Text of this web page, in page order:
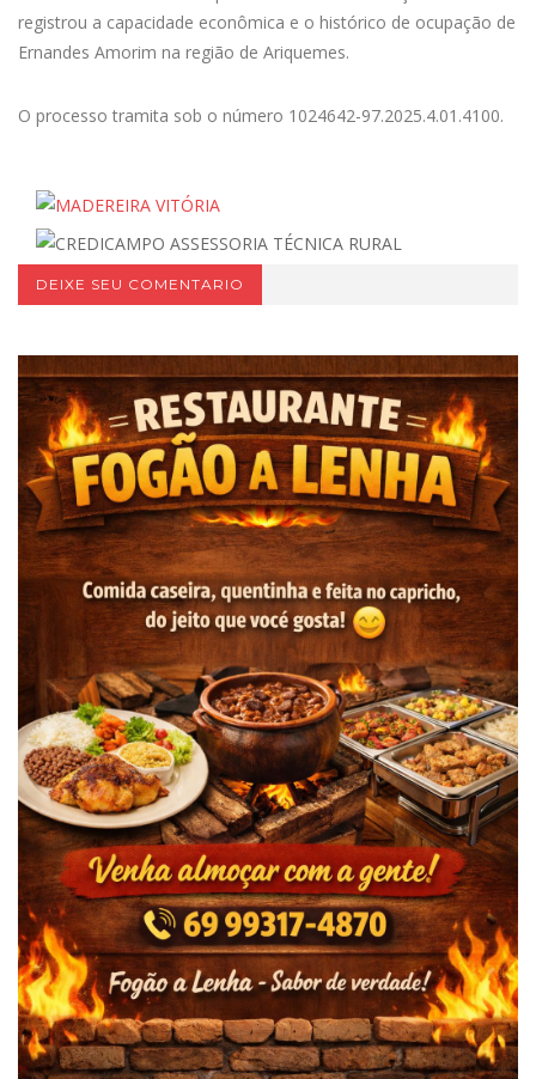
registrou a capacidade econômica e o histórico de ocupação de
Ernandes Amorim na região de Ariquemes.
O processo tramita sob o número 1024642-97.2025.4.01.4100.
DEIXE SEU COMENTARIO